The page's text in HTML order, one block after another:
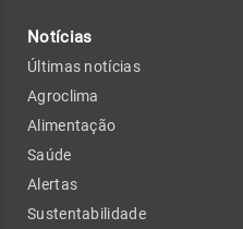
Notícias
Últimas notícias
Agroclima
Alimentação
Saúde
Alertas
Sustentabilidade